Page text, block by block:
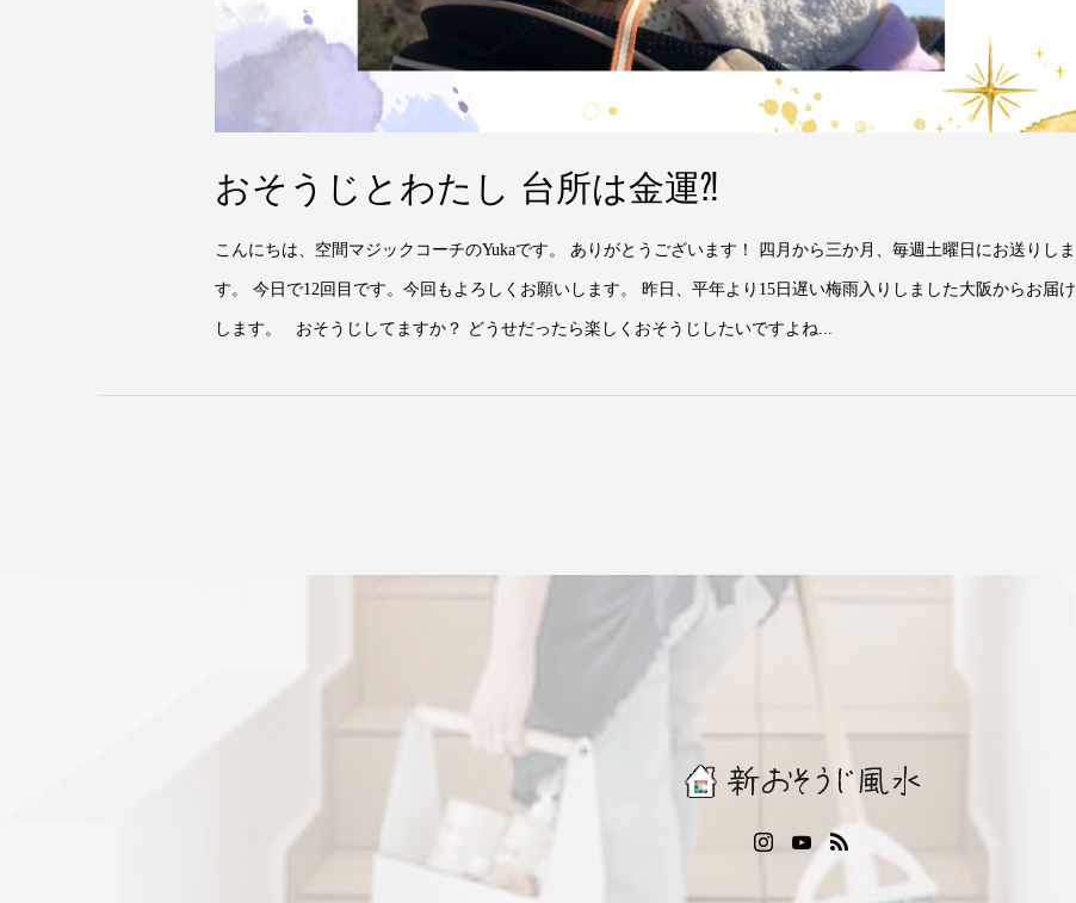
おそうじとわたし 台所は金運⁈
こんにちは、空間マジックコーチのYukaです。 ありがとうございます！ 四月から三か月、毎週土曜日にお送りしま
す。 今日で12回目です。今回もよろしくお願いします。 昨日、平年より15日遅い梅雨入りしました大阪からお届け
します。 おそうじしてますか？ どうせだったら楽しくおそうじしたいですよね...